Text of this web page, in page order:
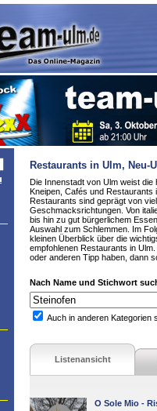
Restaurants in Ulm, Neu-
Die Innenstadt von Ulm weist die
Kneipen, Cafés und Restaurants
Restaurants sind geprägt von
Geschmacksrichtungen. Von
bis hin zu gut bürgerlichem
Auswahl zum Schlemmen. Im
kleinen Überblick über die
empfohlenen Restaurants in
oder anderen Tipp haben, dann
Nach Name und Stichwort
Auch in anderen Kategorien
Listenansicht
O Sole Mio -